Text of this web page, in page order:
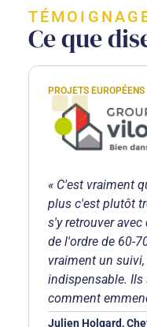
Ce que
PROJETS EUROPÉENS
« C'est vraiment
plus c'est plutôt
s'y retrouver
de l'ordre de 60-
vraiment un
indispensable.
comment
Julien Holgard,